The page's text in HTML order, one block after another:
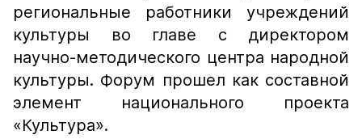
региональные работники учреждений
культуры во главе с директором
научно-методического центра народной
культуры. Форум прошел как составной
элемент национального проекта
«Культура».